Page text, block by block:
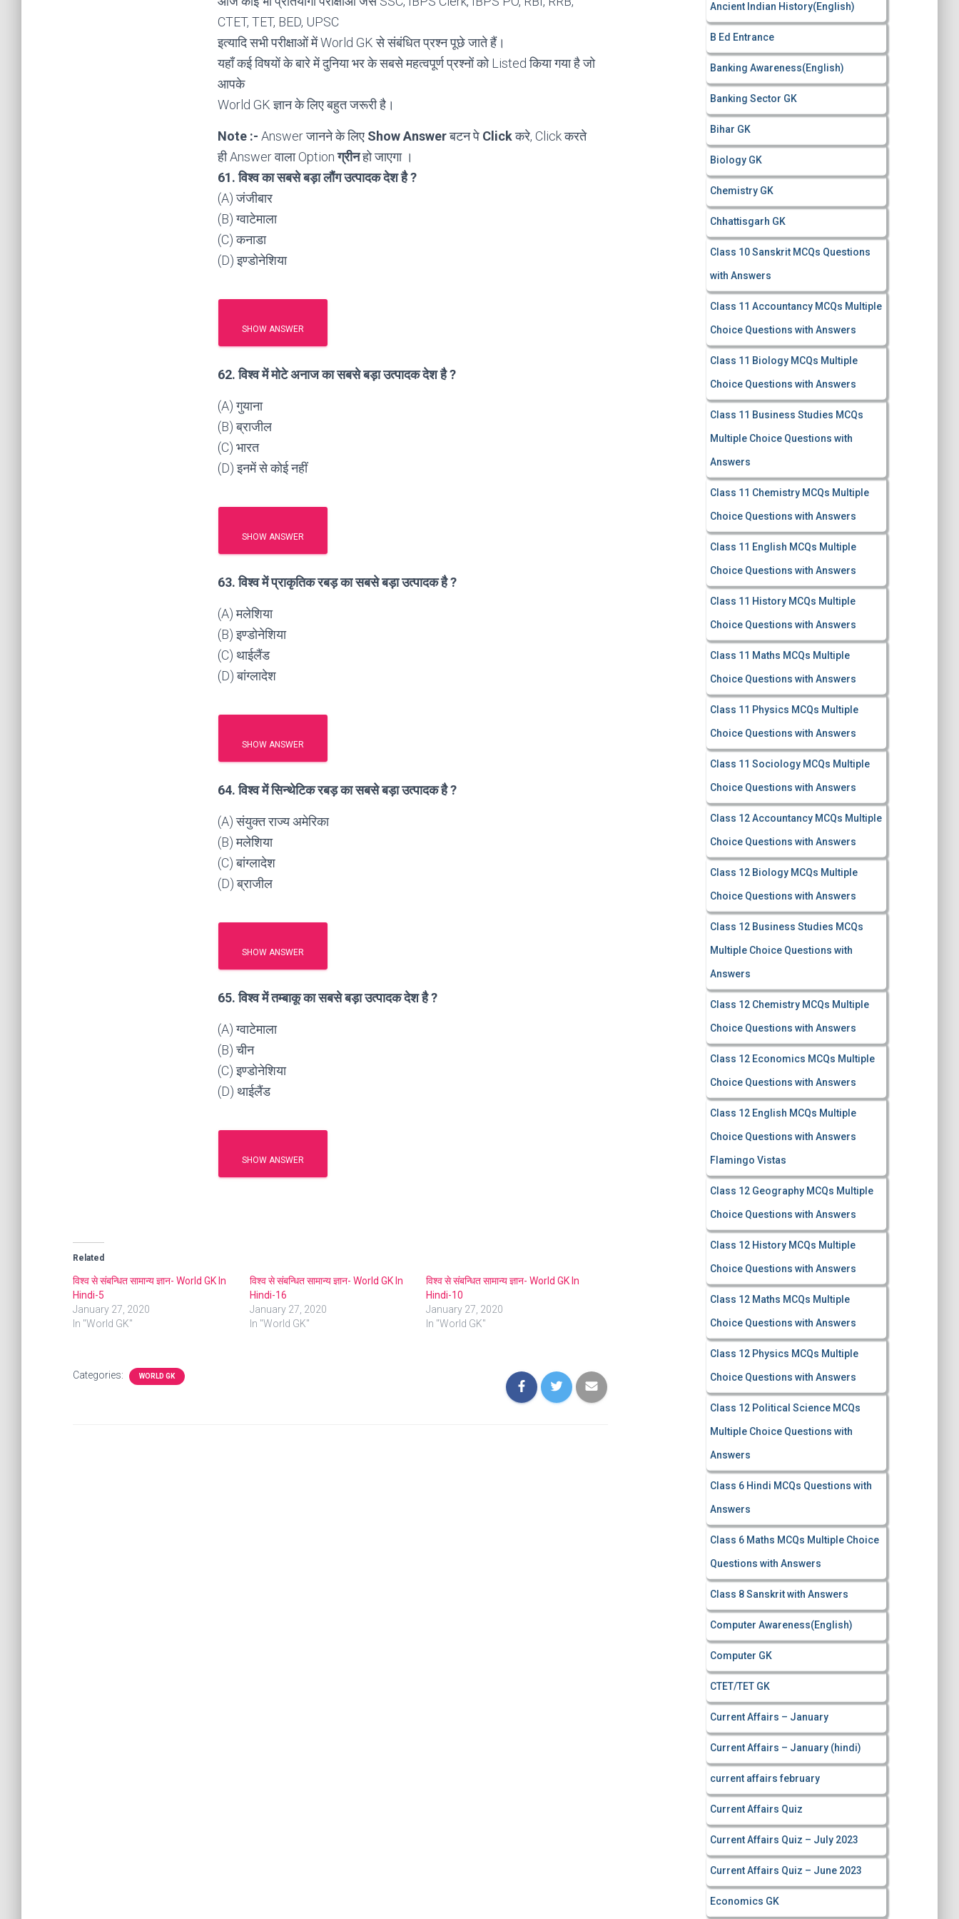
CTET, TET, BED, UPSC
इत्यादि सभी परीक्षाओं में World GK से संबंधित प्रश्न पूछे जाते हैं।
यहाँ कई विषयों के बारे में दुनिया भर के सबसे महत्वपूर्ण प्रश्नों को Listed किया गया है जो
आपके
World GK ज्ञान के लिए बहुत जरूरी है।
Note :- Answer जानने के लिए Show Answerबटन पे Clickकरे, Click करते
ही Answer वाला Optionग्रीनहो जाएगा ।
61. विश्व का सबसे बड़ा लौंग उत्पादक देश है ?
(A) जंजीबार
(B) ग्वाटेमाला
(C) कनाडा
(D) इण्डोनेशिया
SHOW ANSWER
62. विश्व में मोटे अनाज का सबसे बड़ा उत्पादक देश है ?
(A) गुयाना
(B) ब्राजील
(C) भारत
(D) इनमें से कोई नहीं
SHOW ANSWER
63. विश्व में प्राकृतिक रबड़ का सबसे बड़ा उत्पादक है ?
(A) मलेशिया
(B) इण्डोनेशिया
(C) थाईलैंड
(D) बांग्लादेश
SHOW ANSWER
64. विश्व में सिन्थेटिक रबड़ का सबसे बड़ा उत्पादक है ?
(A) संयुक्त राज्य अमेरिका
(B) मलेशिया
(C) बांग्लादेश
(D) ब्राजील
SHOW ANSWER
65. विश्व में तम्बाकू का सबसे बड़ा उत्पादक देश है ?
(A) ग्वाटेमाला
(B) चीन
(C) इण्डोनेशिया
(D) थाईलैंड
SHOW ANSWER
Related
विश्व से संबन्धित सामान्य ज्ञान- World GK In
Hindi-5
January 27, 2020
In "World GK"
विश्व से संबन्धित सामान्य ज्ञान- World GK In
Hindi-16
January 27, 2020
In "World GK"
विश्व से संबन्धित सामान्य ज्ञान- World GK In
Hindi-10
January 27, 2020
In "World GK"
Categories: WORLD GK
Ancient Indian History(English)
B Ed Entrance
Banking Awareness(English)
Banking Sector GK
Bihar GK
Biology GK
Chemistry GK
Chhattisgarh GK
Class 10 Sanskrit MCQs Questions
with Answers
Class 11 Accountancy MCQs Multiple
Choice Questions with Answers
Class 11 Biology MCQs Multiple
Choice Questions with Answers
Class 11 Business Studies MCQs
Multiple Choice Questions with
Answers
Class 11 Chemistry MCQs Multiple
Choice Questions with Answers
Class 11 English MCQs Multiple
Choice Questions with Answers
Class 11 History MCQs Multiple
Choice Questions with Answers
Class 11 Maths MCQs Multiple
Choice Questions with Answers
Class 11 Physics MCQs Multiple
Choice Questions with Answers
Class 11 Sociology MCQs Multiple
Choice Questions with Answers
Class 12 Accountancy MCQs Multiple
Choice Questions with Answers
Class 12 Biology MCQs Multiple
Choice Questions with Answers
Class 12 Business Studies MCQs
Multiple Choice Questions with
Answers
Class 12 Chemistry MCQs Multiple
Choice Questions with Answers
Class 12 Economics MCQs Multiple
Choice Questions with Answers
Class 12 English MCQs Multiple
Choice Questions with Answers
Flamingo Vistas
Class 12 Geography MCQs Multiple
Choice Questions with Answers
Class 12 History MCQs Multiple
Choice Questions with Answers
Class 12 Maths MCQs Multiple
Choice Questions with Answers
Class 12 Physics MCQs Multiple
Choice Questions with Answers
Class 12 Political Science MCQs
Multiple Choice Questions with
Answers
Class 6 Hindi MCQs Questions with
Answers
Class 6 Maths MCQs Multiple Choice
Questions with Answers
Class 8 Sanskrit with Answers
Computer Awareness(English)
Computer GK
CTET/TET GK
Current Affairs – January
Current Affairs – January (hindi)
current affairs february
Current Affairs Quiz
Current Affairs Quiz – July 2023
Current Affairs Quiz – June 2023
Economics GK